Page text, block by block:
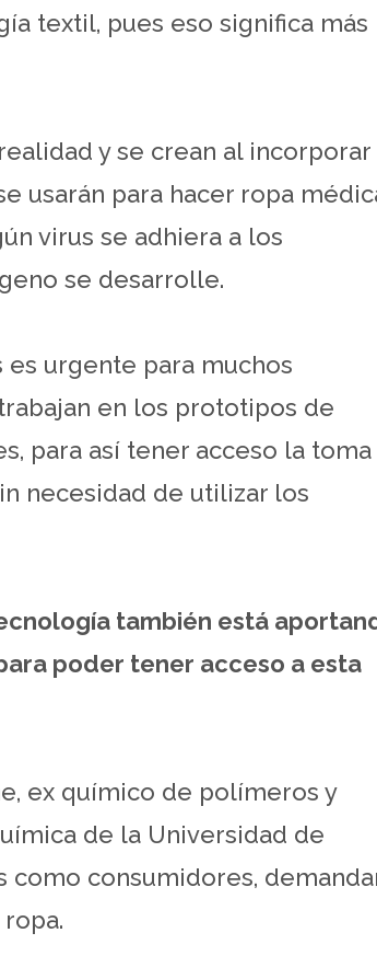
textil, pues eso significa más
y se crean al incorporar
usarán para hacer ropa
virus se adhiera a los
se desarrolle.
urgente para muchos
en los prototipos de
para así tener acceso la toma
necesidad de utilizar los
también está
poder tener acceso a esta
ex químico de polímeros y
de la Universidad de
como consumidores,